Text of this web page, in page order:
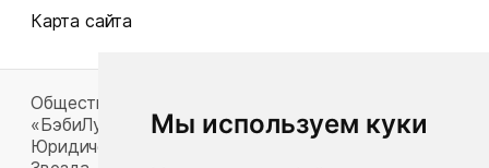
Мы используем куки
Карта сайта
Общество с ограниченной ответственностью
«БэбиЛук»
Юридический адрес: 220117, г. Минск, пр-т Газеты